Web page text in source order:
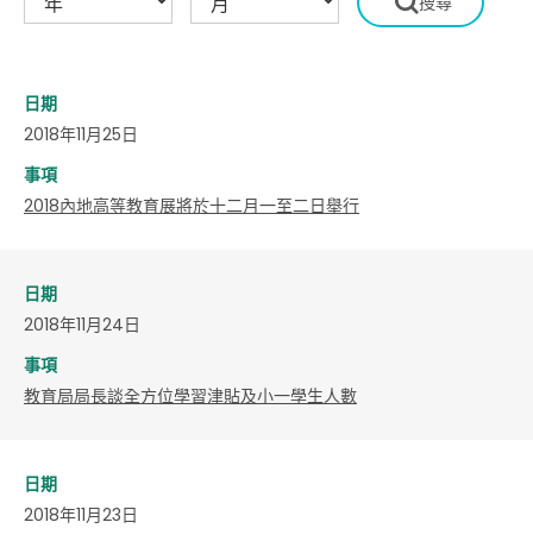
日期
2018年11月25日
事項
​2018內地高等教育展將於十二月一至二日舉行
日期
2018年11月24日
事項
教育局局長談全方位學習津貼及小一學生人數
日期
2018年11月23日